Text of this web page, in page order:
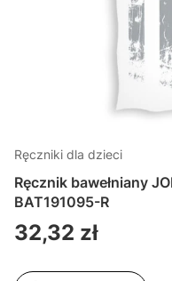
Ręczniki dla dzieci
Ręcznik bawełniany
BAT191095-R
Cena
32,32 zł